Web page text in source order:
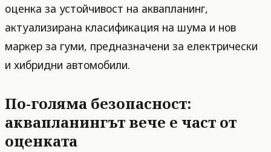
оценка за устойчивост на аквапланинг,
актуализирана класификация на шума и нов
маркер за гуми, предназначени за електрически
и хибридни автомобили.
По-голяма безопасност:
аквапланингът вече е част от
оценката